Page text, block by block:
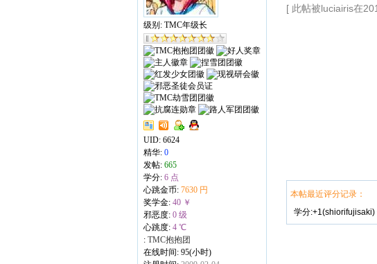
级别: TMC年级长
UID: 6624
精华: 0
发帖: 665
学分: 6 点
心跳金币: 7630 円
奖学金: 40 ￥
邪恶度: 0 级
心跳度: 4 ℃
: TMC抱抱团
在线时间: 95(小时)
[ 此帖被luciairis在
本帖最近评分记录：
学分:+1(shiorifujisaki)